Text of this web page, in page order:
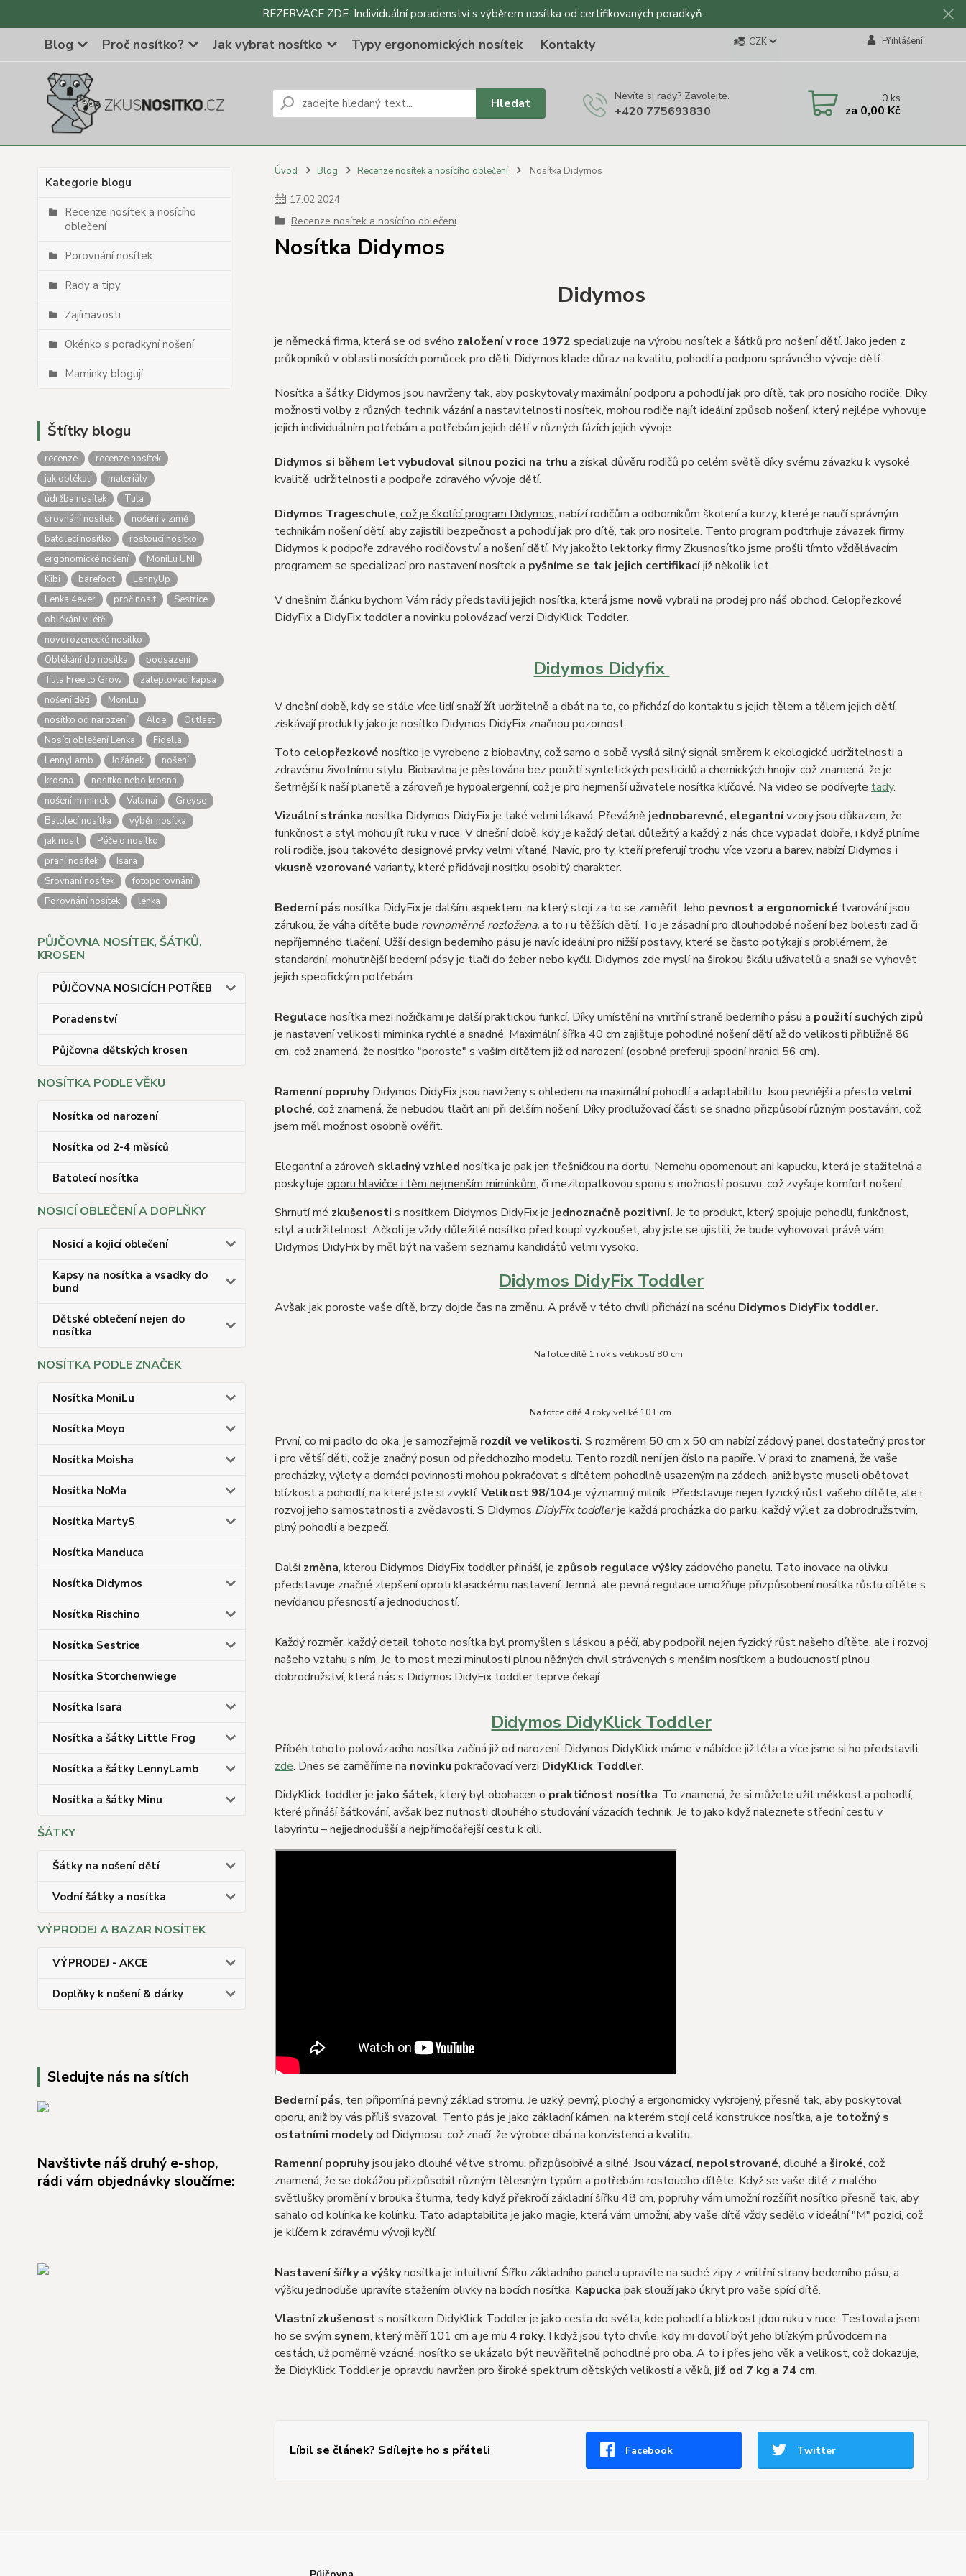
REZERVACE ZDE. Individuální poradenství s výběrem nosítka od certifikovaných poradkyň.
Blog Proč nosítko? Jak vybrat nosítko Typy ergonomických nosítek Kontakty CZK Přihlášení
Hledat Nevíte si rady? Zavolejte.
+420 775693830
0ks
za 0,00 Kč
Kategorie blogu
Recenze nosítek a nosícího
oblečení
Porovnání nosítek
Rady a tipy
Zajímavosti
Okénko s poradkyní nošení
Maminky blogují
Štítky blogu
recenze
recenze nosítek
jak oblékat
materiály
údržba nosítek
Tula
srovnání nosítek
nošení v zimě
batolecí nosítko
rostoucí nosítko
ergonomické nošení
MoniLu UNI
Kibi
barefoot
LennyUp
Lenka 4ever
proč nosit
Sestrice
oblékání v létě
novorozenecké nosítko
Oblékání do nosítka
podsazení
Tula Free to Grow
zateplovací kapsa
nošení dětí
MoniLu
nosítko od narození
Aloe
Outlast
Nosící oblečení Lenka
Fidella
LennyLamb
Jožánek
nošení
krosna
nosítko nebo krosna
nošení miminek
Vatanai
Greyse
Batolecí nosítka
výběr nosítka
jak nosit
Péče o nosítko
praní nosítek
Isara
Srovnání nosítek
fotoporovnání
Porovnání nosítek
lenka
PŮJČOVNA NOSÍTEK, ŠÁTKŮ,
KROSEN
PŮJČOVNA NOSICÍCH POTŘEB
Poradenství
Půjčovna dětských krosen
NOSÍTKA PODLE VĚKU
Nosítka od narození
Nosítka od 2-4 měsíců
Batolecí nosítka
NOSICÍ OBLEČENÍ A DOPLŇKY
Nosicí a kojicí oblečení
Kapsy na nosítka a vsadky do
bund
Dětské oblečení nejen do
nosítka
NOSÍTKA PODLE ZNAČEK
Nosítka MoniLu
Nosítka Moyo
Nosítka Moisha
Nosítka NoMa
Nosítka MartyS
Nosítka Manduca
Nosítka Didymos
Nosítka Rischino
Nosítka Sestrice
Nosítka Storchenwiege
Nosítka Isara
Nosítka a šátky Little Frog
Nosítka a šátky LennyLamb
Nosítka a šátky Minu
ŠÁTKY
Šátky na nošení dětí
Vodní šátky a nosítka
VÝPRODEJ A BAZAR NOSÍTEK
VÝPRODEJ - AKCE
Doplňky k nošení & dárky
Sledujte nás na sítích
Navštivte náš druhý e-shop,
rádi vám objednávky sloučíme:
Úvod Blog Recenze nosítek a nosícího oblečení Nosítka Didymos
17.02.2024
Recenze nosítek a nosícího oblečení
Nosítka Didymos
Didymos
je německá firma, která se od svého založení v roce 1972 specializuje na výrobu nosítek a šátků pro nošení dětí. Jako jeden z
průkopníků v oblasti nosících pomůcek pro děti, Didymos klade důraz na kvalitu, pohodlí a podporu správného vývoje dětí.
Nosítka a šátky Didymos jsou navrženy tak, aby poskytovaly maximální podporu a pohodlí jak pro dítě, tak pro nosícího rodiče. Díky
možnosti volby z různých technik vázání a nastavitelnosti nosítek, mohou rodiče najít ideální způsob nošení, který nejlépe vyhovuje
jejich individuálním potřebám a potřebám jejich dětí v různých fázích jejich vývoje.
Didymos si během let vybudoval silnou pozici na trhu a získal důvěru rodičů po celém světě díky svému závazku k vysoké
kvalitě, udržitelnosti a podpoře zdravého vývoje dětí.
Didymos Trageschule, což je školící program Didymos, nabízí rodičům a odborníkům školení a kurzy, které je naučí správným
technikám nošení dětí, aby zajistili bezpečnost a pohodlí jak pro dítě, tak pro nositele. Tento program podtrhuje závazek firmy
Didymos k podpoře zdravého rodičovství a nošení dětí. My jakožto lektorky firmy Zkusnosítko jsme prošli tímto vždělávacím
programem se specializací pro nastavení nosítek a pyšníme se tak jejich certifikacíjiž několik let.
V dnešním článku bychom Vám rády představili jejich nosítka, která jsme nově vybrali na prodej pro náš obchod. Celopřezkové
DidyFix a DidyFix toddler a novinku polovázací verzi DidyKlick Toddler.
Didymos Didyfix
V dnešní době, kdy se stále více lidí snaží žít udržitelně a dbát na to, co přichází do kontaktu s jejich tělem a tělem jejich dětí,
získávají produkty jako je nosítko Didymos DidyFix značnou pozornost.
Toto celopřezkové nosítko je vyrobeno z biobavlny, což samo o sobě vysílá silný signál směrem k ekologické udržitelnosti a
zdravému životnímu stylu. Biobavlna je pěstována bez použití syntetických pesticidů a chemických hnojiv, což znamená, že je
šetrnější k naší planetě a zároveň je hypoalergenní, což je pro nejmenší uživatele nosítka klíčové. Na video se podívejte tady.
Vizuální stránka nosítka Didymos DidyFix je také velmi lákavá. Převážně jednobarevné, elegantnívzory jsou důkazem, že
funkčnost a styl mohou jít ruku v ruce. V dnešní době, kdy je každý detail důležitý a každý z nás chce vypadat dobře, i když plníme
roli rodiče, jsou takovéto designové prvky velmi vítané. Navíc, pro ty, kteří preferují trochu více vzoru a barev, nabízí Didymos i
vkusně vzorované varianty, které přidávají nosítku osobitý charakter.
Bederní pás nosítka DidyFix je dalším aspektem, na který stojí za to se zaměřit. Jeho pevnost a ergonomické tvarování jsou
zárukou, že váha dítěte bude rovnoměrně rozložena, a to i u těžších dětí. To je zásadní pro dlouhodobé nošení bez bolesti zad či
nepříjemného tlačení. Užší design bederního pásu je navíc ideální pro nižší postavy, které se často potýkají s problémem, že
standardní, mohutnější bederní pásy je tlačí do žeber nebo kyčlí. Didymos zde myslí na širokou škálu uživatelů a snaží se vyhovět
jejich specifickým potřebám.
Regulace nosítka mezi nožičkami je další praktickou funkcí. Díky umístění na vnitřní straně bederního pásu a použití suchých zipů
je nastavení velikosti miminka rychlé a snadné. Maximální šířka 40 cm zajišťuje pohodlné nošení dětí až do velikosti přibližně 86
cm, což znamená, že nosítko "poroste" s vaším dítětem již od narození (osobně preferuji spodní hranici 56 cm).
Ramenní popruhyDidymos DidyFix jsou navrženy s ohledem na maximální pohodlí a adaptabilitu. Jsou pevnější a přesto velmi
ploché, což znamená, že nebudou tlačit ani při delším nošení. Díky prodlužovací části se snadno přizpůsobí různým postavám, což
jsem měl možnost osobně ověřit.
Elegantní a zároveň skladný vzhled nosítka je pak jen třešničkou na dortu. Nemohu opomenout ani kapucku, která je stažitelná a
poskytuje oporu hlavičce i těm nejmenším miminkům, či mezilopatkovou sponu s možností posuvu, což zvyšuje komfort nošení.
Shrnutí mé zkušenosti s nosítkem Didymos DidyFix je jednoznačně pozitivní. Je to produkt, který spojuje pohodlí, funkčnost,
styl a udržitelnost. Ačkoli je vždy důležité nosítko před koupí vyzkoušet, aby jste se ujistili, že bude vyhovovat právě vám,
Didymos DidyFix by měl být na vašem seznamu kandidátů velmi vysoko.
Didymos DidyFix Toddler
Avšak jak poroste vaše dítě, brzy dojde čas na změnu. A právě v této chvíli přichází na scénu Didymos DidyFix toddler.
Na fotce dítě 1 rok s velikostí 80 cm
Na fotce dítě 4 roky veliké 101 cm.
První, co mi padlo do oka, je samozřejmě rozdíl ve velikosti. S rozměrem 50 cm x 50 cm nabízí zádový panel dostatečný prostor
i pro větší děti, což je značný posun od předchozího modelu. Tento rozdíl není jen číslo na papíře. V praxi to znamená, že vaše
procházky, výlety a domácí povinnosti mohou pokračovat s dítětem pohodlně usazeným na zádech, aniž byste museli obětovat
blízkost a pohodlí, na které jste si zvyklí. Velikost 98/104je významný milník. Představuje nejen fyzický růst vašeho dítěte, ale i
rozvoj jeho samostatnosti a zvědavosti. S Didymos DidyFix toddlerje každá procházka do parku, každý výlet za dobrodružstvím,
plný pohodlí a bezpečí.
Dalšízměna, kterou Didymos DidyFix toddler přináší, je způsob regulace výškyzádového panelu. Tato inovace na olivku
představuje značné zlepšení oproti klasickému nastavení. Jemná, ale pevná regulace umožňuje přizpůsobení nosítka růstu dítěte s
nevídanou přesností a jednoduchostí.
Každý rozměr, každý detail tohoto nosítka byl promyšlen s láskou a péčí, aby podpořil nejen fyzický růst našeho dítěte, ale i rozvoj
našeho vztahu s ním. Je to most mezi minulostí plnou něžných chvil strávených s menším nosítkem a budoucností plnou
dobrodružství, která nás s Didymos DidyFix toddler teprve čekají.
Didymos DidyKlick Toddler
Příběh tohoto polovázacího nosítka začíná již od narození. Didymos DidyKlick máme v nábídce již léta a více jsme si ho představili
zde. Dnes se zaměříme na novinku pokračovací verzi DidyKlick Toddler.
DidyKlick toddler je jako šátek, který byl obohacen o praktičnost nosítka. To znamená, že si můžete užít měkkost a pohodlí,
které přináší šátkování, avšak bez nutnosti dlouhého studování vázacích technik. Je to jako když naleznete střední cestu v
labyrintu – nejjednodušší a nejpřímočařejší cestu k cíli.
Bederní pás, ten připomíná pevný základ stromu. Je uzký, pevný, plochý a ergonomicky vykrojený, přesně tak, aby poskytoval
oporu, aniž by vás příliš svazoval. Tento pás je jako základní kámen, na kterém stojí celá konstrukce nosítka, a je totožný s
ostatními modelyod Didymosu, což značí, že výrobce dbá na konzistenci a kvalitu.
Ramenní popruhyjsou jako dlouhé větve stromu, přizpůsobivé a silné. Jsou vázací, nepolstrované, dlouhé a široké, což
znamená, že se dokážou přizpůsobit různým tělesným typům a potřebám rostoucího dítěte. Když se vaše dítě z malého
světlušky promění v brouka šturma, tedy když překročí základní šířku 48 cm, popruhy vám umožní rozšířit nosítko přesně tak, aby
sahalo od kolínka ke kolínku. Tato adaptabilita je jako magie, která vám umožní, aby vaše dítě vždy sedělo v ideální "M" pozici, což
je klíčem k zdravému vývoji kyčlí.
Nastavení šířky a výškynosítka je intuitivní. Šířku základního panelu upravíte na suché zipy z vnitřní strany bederního pásu, a
výšku jednoduše upravíte stažením olivky na bocích nosítka. Kapucka pak slouží jako úkryt pro vaše spící dítě.
Vlastní zkušenosts nosítkem DidyKlick Toddler je jako cesta do světa, kde pohodlí a blízkost jdou ruku v ruce. Testovala jsem
ho se svým synem, který měří 101 cm a je mu 4 roky. I když jsou tyto chvíle, kdy mi dovolí být jeho blízkým průvodcem na
cestách, už poměrně vzácné, nosítko se ukázalo být neuvěřitelně pohodlné pro oba. A to i přes jeho věk a velikost, což dokazuje,
že DidyKlick Toddler je opravdu navržen pro široké spektrum dětských velikostí a věků, již od 7 kg a 74 cm.
Líbil se článek? Sdílejte ho s přáteli Facebook Twitter